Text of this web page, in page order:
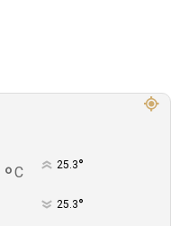
°C 25.3°
25.3°